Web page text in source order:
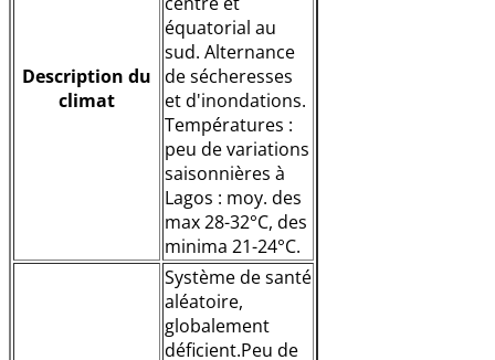
Description du
climat
équatorial au
sud. Alternance
de sécheresses
et d'inondations.
Températures :
peu de variations
saisonnières à
Lagos : moy. des
max 28-32°C, des
minima 21-24°C.
Système de santé
aléatoire,
globalement
déficient.Peu de